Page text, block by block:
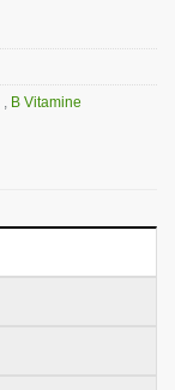
, B Vitamine